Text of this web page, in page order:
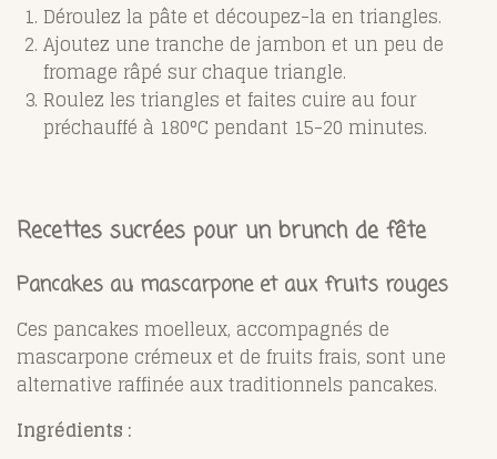
Déroulez la pâte et découpez-la en triangles.
Ajoutez une tranche de jambon et un peu de
fromage râpé sur chaque triangle.
Roulez les triangles et faites cuire au four
préchauffé à 180°C pendant 15-20 minutes.
Recettes sucrées pour un brunch de fête
Pancakes au mascarpone et aux fruits rouges
Ces pancakes moelleux, accompagnés de
mascarpone crémeux et de fruits frais, sont une
alternative raffinée aux traditionnels pancakes.
Ingrédients :